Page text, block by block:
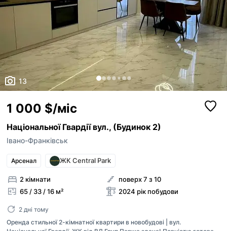
13
1 000 $/міс
Національної Гвардії вул., (Будинок 2)
Івано-Франківськ
Арсенал ЖК Central Park
2 кімнати
65 / 33 / 16 м²
поверх 7 з 10
2024 рік побудови
2 дні тому
Оренда стильної 2-кімнатної квартири в новобудові | вул.